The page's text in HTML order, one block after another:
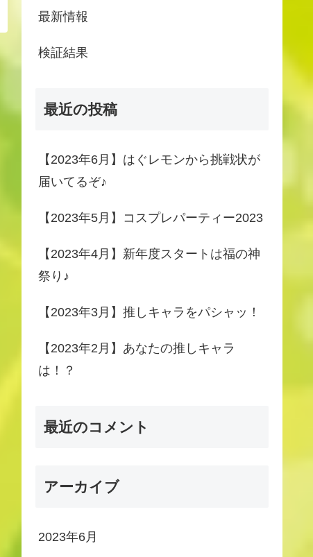
最新情報
検証結果
最近の投稿
【2023年6月】はぐレモンから挑戦状が
届いてるぞ♪
【2023年5月】コスプレパーティー2023
【2023年4月】新年度スタートは福の神
祭り♪
【2023年3月】推しキャラをパシャッ！
【2023年2月】あなたの推しキャラ
は！？
最近のコメント
アーカイブ
2023年6月